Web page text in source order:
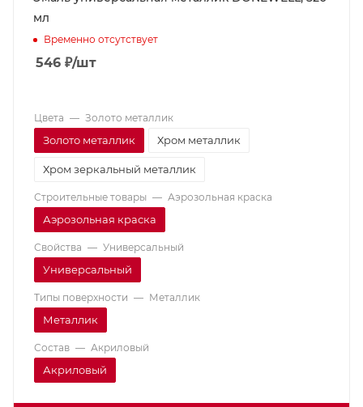
мл
Временно отсутствует
546 ₽/шт
Цвета — Золото металлик
Золото металлик Хром металлик
Хром зеркальный металлик
Строительные товары — Аэрозольная краска
Аэрозольная краска
Свойства — Универсальный
Универсальный
Типы поверхности — Металлик
Металлик
Состав — Акриловый
Акриловый